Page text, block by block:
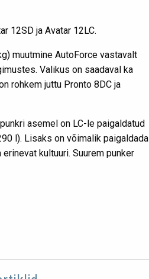
12SD ja Avatar 12LC.
muutmine AutoForce vastavalt
Valikus on saadaval ka
rohkem juttu Pronto 8DC ja
asemel on LC-le paigaldatud
l). Lisaks on võimalik paigaldada
kultuuri. Suurem punker